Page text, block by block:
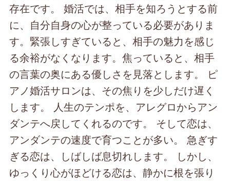
存在です。 婚活では、相手を知ろうとする前
に、自分自身の心が整っている必要がありま
す。緊張しすぎていると、相手の魅力を感じ
る余裕がなくなります。焦っていると、相手
の言葉の奥にある優しさを見落とします。 ピ
アノ婚活サロンは、その焦りを少しだけ遅く
します。 人生のテンポを、アレグロからアン
ダンテへ戻してくれるのです。 そして恋は、
アンダンテの速度で育つことが多い。 急ぎす
ぎる恋は、しばしば息切れします。 しかし、
ゆっくり心がほどける恋は、静かに根を張り